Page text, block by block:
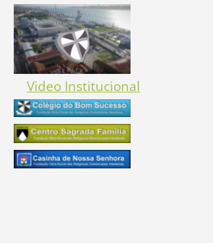
Video Institucional